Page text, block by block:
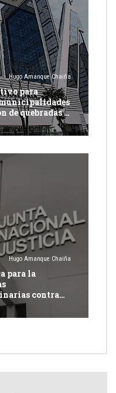
Hugo Amanque Chaiña
para
de quebradas y
Hugo Amanque Chaiña
para la
contra